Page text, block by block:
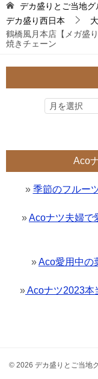
デカ盛りとご当地
デカ盛り西日本
鶴橋風月本店【メガ盛
焼きチェーン
Aco
» 季節のフルー
»Acoナツ夫婦で
»Aco愛用中の
»Acoナツ2023本
© 2026 デカ盛りとご当地